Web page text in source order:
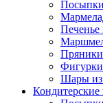
Печенье
Фигурки
Шары из